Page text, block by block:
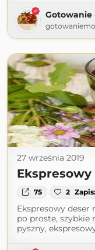
Gotowanie
27 września 2019
75 2
Ekspresowy deser
po proste, szybkie
pyszny,